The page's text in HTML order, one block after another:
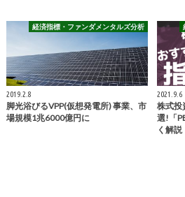
経済指標・ファンダメンタルズ分析
2019.2.8
脚光浴びるVPP(仮想発電所) 事業、市
場規模1兆6000億円に
2021.9.6
株式投
選!「
く解説